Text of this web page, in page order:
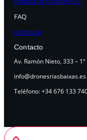
FAQ
Contacto
Contacto
Av. Ramón Nieto, 333 –
info@dronesriasbaixas.es
Teléfono: +34 676 133